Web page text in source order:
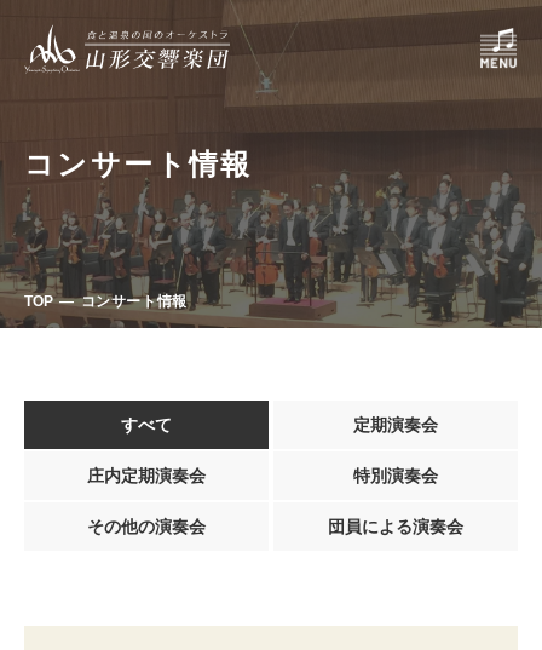
コンサート情報
TOP コンサート情報
すべて 定期演奏会
庄内定期演奏会 特別演奏会
その他の演奏会 団員による演奏会